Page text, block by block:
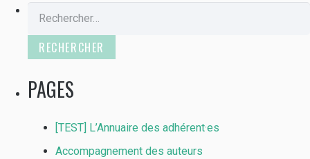
PAGES
[TEST] L’Annuaire des adhérent·es
Accompagnement des auteurs